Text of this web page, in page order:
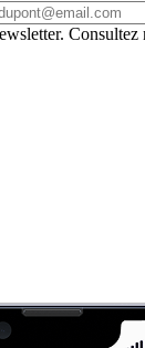
Consultez